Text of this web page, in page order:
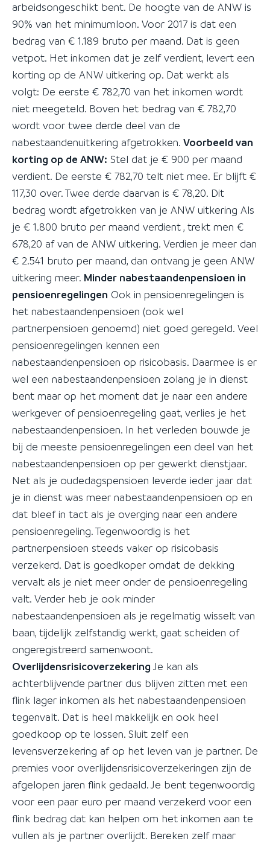
arbeidsongeschikt bent. De hoogte van de ANW is
90% van het minimumloon. Voor 2017 is dat een
bedrag van € 1.189 bruto per maand. Dat is geen
vetpot. Het inkomen dat je zelf verdient, levert een
korting op de ANW uitkering op. Dat werkt als
volgt: De eerste € 782,70 van het inkomen wordt
niet meegeteld. Boven het bedrag van € 782,70
wordt voor twee derde deel van de
nabestaandenuitkering afgetrokken. Voorbeeld van
korting op de ANW: Stel dat je € 900 per maand
verdient. De eerste € 782,70 telt niet mee. Er blijft €
117,30 over. Twee derde daarvan is € 78,20. Dit
bedrag wordt afgetrokken van je ANW uitkering Als
je € 1.800 bruto per maand verdient , trekt men €
678,20 af van de ANW uitkering. Verdien je meer dan
€ 2.541 bruto per maand, dan ontvang je geen ANW
uitkering meer. Minder nabestaandenpensioen in
pensioenregelingen Ook in pensioenregelingen is
het nabestaandenpensioen (ook wel
partnerpensioen genoemd) niet goed geregeld. Veel
pensioenregelingen kennen een
nabestaandenpensioen op risicobasis. Daarmee is er
wel een nabestaandenpensioen zolang je in dienst
bent maar op het moment dat je naar een andere
werkgever of pensioenregeling gaat, verlies je het
nabestaandenpensioen. In het verleden bouwde je
bij de meeste pensioenregelingen een deel van het
nabestaandenpensioen op per gewerkt dienstjaar.
Net als je oudedagspensioen leverde ieder jaar dat
je in dienst was meer nabestaandenpensioen op en
dat bleef in tact als je overging naar een andere
pensioenregeling. Tegenwoordig is het
partnerpensioen steeds vaker op risicobasis
verzekerd. Dat is goedkoper omdat de dekking
vervalt als je niet meer onder de pensioenregeling
valt. Verder heb je ook minder
nabestaandenpensioen als je regelmatig wisselt van
baan, tijdelijk zelfstandig werkt, gaat scheiden of
ongeregistreerd samenwoont.
Overlijdensrisicoverzekering Je kan als
achterblijvende partner dus blijven zitten met een
flink lager inkomen als het nabestaandenpensioen
tegenvalt. Dat is heel makkelijk en ook heel
goedkoop op te lossen. Sluit zelf een
levensverzekering af op het leven van je partner. De
premies voor overlijdensrisicoverzekeringen zijn de
afgelopen jaren flink gedaald. Je bent tegenwoordig
voor een paar euro per maand verzekerd voor een
flink bedrag dat kan helpen om het inkomen aan te
vullen als je partner overlijdt. Bereken zelf maar